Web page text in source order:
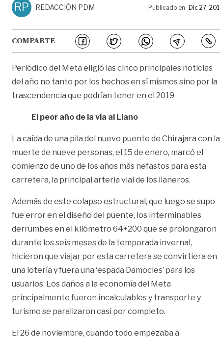
RP REDACCIÓN PDM Publicado en Dic 27,
COMPARTE
Periódico del Meta eligió las cinco principales noticias
del año no tanto por los hechos en sí mismos sino por la
trascendencia que podrían tener en el 2019
El peor año de la vía al Llano
La caída de una pila del nuevo puente de Chirajara con la
muerte de nueve personas, el 15 de enero, marcó el
comienzo de uno de los años más nefastos para esta
carretera, la principal arteria vial de los llaneros.
Además de este colapso estructural, que luego se supo
fue error en el diseño del puente, los interminables
derrumbes en el kilómetro 64+200 que se prolongaron
durante los seis meses de la temporada invernal,
hicieron que viajar por esta carretera se convirtiera en
una lotería y fuera una ‘espada Damocles’ para los
usuarios. Los daños a la economía del Meta
principalmente fueron incalculables y transporte y
turismo se paralizaron casi por completo.
El 26 de noviembre, cuando todo empezaba a